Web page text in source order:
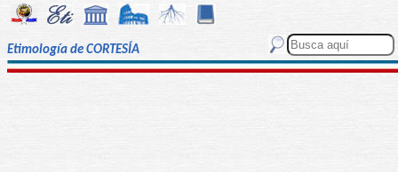
Etimología de CORTESÍA